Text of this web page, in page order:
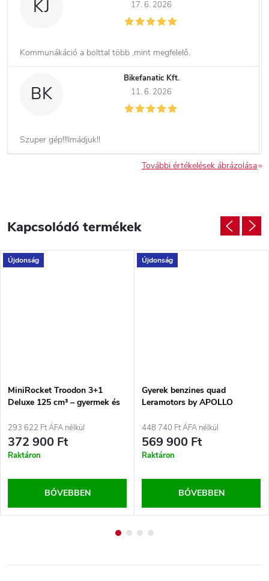
KJ
17. 6. 2026
Kommunákáció a bolttal több ,mint megfelelő.
BK
Bikefanatic Kft.
11. 6. 2026
Szuper gép!!!Imádjuk!!
További értékelések ábrázolása
Kapcsolódó termékek
Újdonság
MiniRocket Troodon 3+1
Deluxe 125 cm³ – gyermek és
váltóval Szürke-kék
293 622 Ft ÁFA nélkül
372 900 Ft
Raktáron
BŐVEBBEN
Újdonság
Gyerek benzines quad
Leramotors by APOLLO
Premium | zöld
448 740 Ft ÁFA nélkül
569 900 Ft
Raktáron
BŐVEBBEN